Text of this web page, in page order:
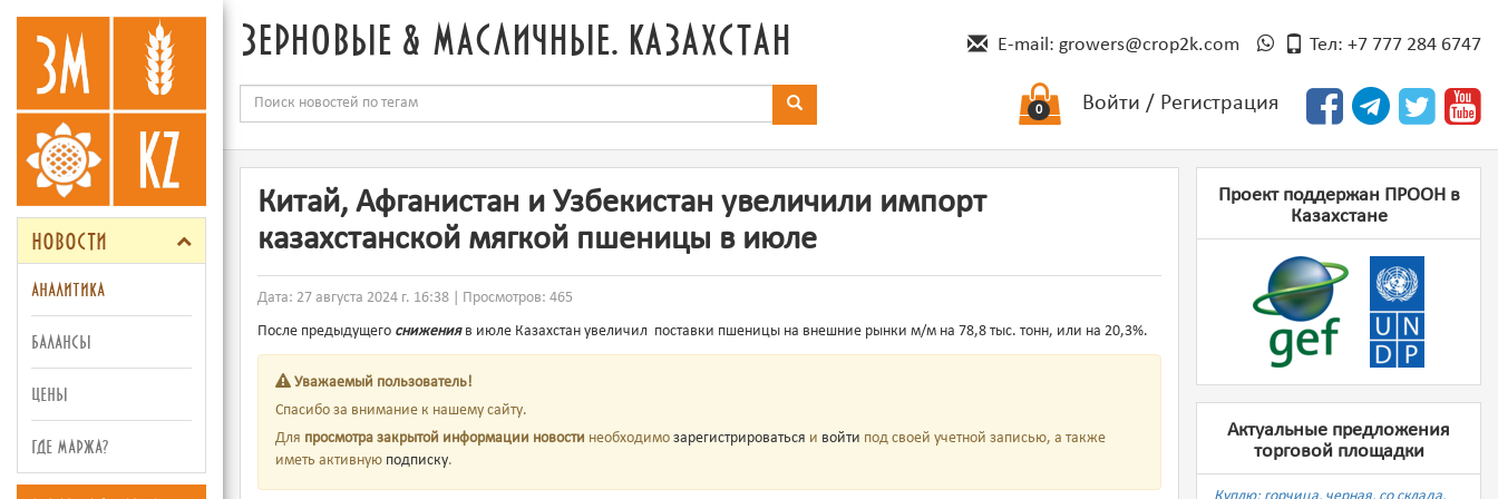
новости
аналитика
балансы
цены
где маржа?
зерновые & масличные. казахстан E-mail: growers@crop2k.com Тел: +7 777 284 6747
Войти / Регистрация
0
Китай, Афганистан и Узбекистан увеличили импорт
казахстанской мягкой пшеницы в июле
Дата: 27 августа 2024 г. 16:38 | Просмотров: 465
После предыдущего сниженияв июле Казахстан увеличил поставки пшеницы на внешние рынки м/м на 78,8 тыс. тонн, или на 20,3%.
Уважаемый пользователь!
Спасибо за внимание к нашему сайту.
Для просмотра закрытой информации новости необходимо зарегистрироваться и войти под своей учетной записью, а также
иметь активную подписку.
Проект поддержан ПРООН в
Казахстане
Актуальные предложения
торговой площадки